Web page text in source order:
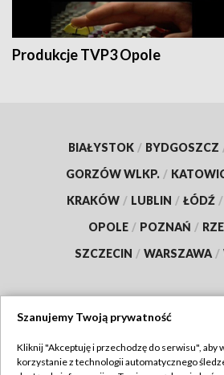
Produkcje TVP3 Opole
BIAŁYSTOK / BYDGOSZCZ
GORZÓW WLKP. /
KRAKÓW / LUBLIN / ŁÓDŹ /
OPOLE / POZNAŃ /
SZCZECIN / WARSZAWA /
TVP
Szanujemy Twoją prywatność
Kliknij "Akceptuję i przechodzę do serwisu", aby
korzystanie z technologii automatycznego